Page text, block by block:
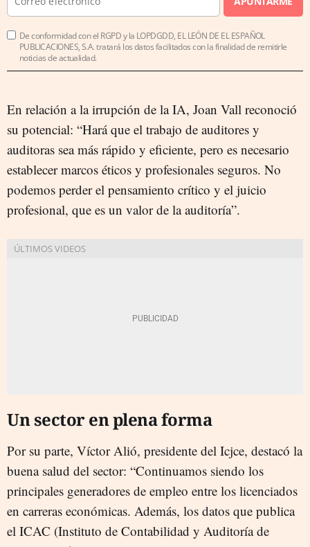
De conformidad con el RGPD y la LOPDGDD, EL LEÓN DE EL ESPAÑOL
PUBLICACIONES, S.A. tratará los datos facilitados con la finalidad de remitirle
noticias de actualidad.
En relación a la irrupción de la IA, Joan Vall reconoció
su potencial: “Hará que el trabajo de auditores y
auditoras sea más rápido y eficiente, pero es necesario
establecer marcos éticos y profesionales seguros. No
podemos perder el pensamiento crítico y el juicio
profesional, que es un valor de la auditoría”.
Un sector en plena forma
Por su parte, Víctor Alió, presidente del Icjce, destacó la
buena salud del sector: “Continuamos siendo los
principales generadores de empleo entre los licenciados
en carreras económicas. Además, los datos que publica
el ICAC (Instituto de Contabilidad y Auditoría de